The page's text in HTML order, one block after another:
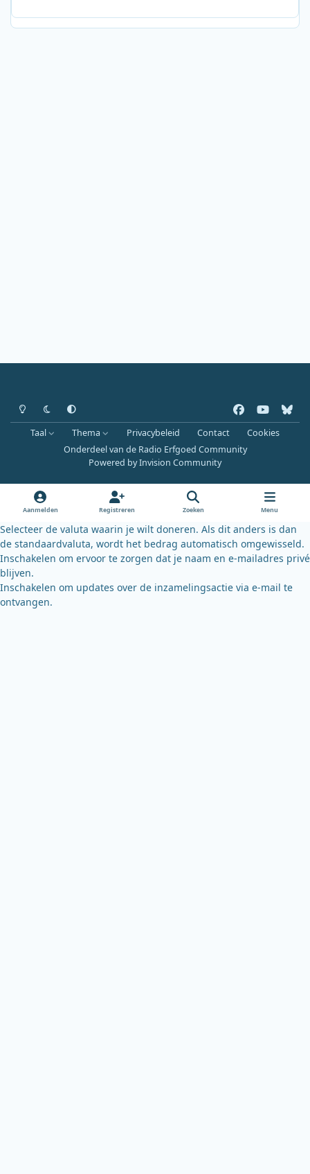
Heldere modus
Donkere modus
Systeemvoorkeur
a
c
e
o
k
o
u
b
b
l
u
k
y
Taal Thema Privacybeleid Contact
Cookies
Onderdeel van de Radio Erfgoed Community
Powered byInvision Community
Aanmelden Registreren Zoeken Menu
Selecteer de valuta waarin je wilt doneren. Als dit anders is dan
de standaardvaluta, wordt het bedrag automatisch omgewisseld.
Inschakelen om ervoor te zorgen dat je naam en e-mailadres privé
blijven.
Inschakelen om updates over de inzamelingsactie via e-mail te
ontvangen.